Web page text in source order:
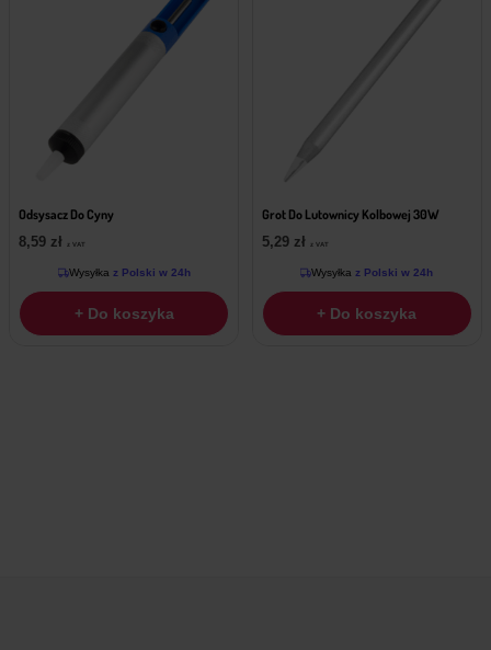
Odsysacz Do Cyny
8,59 zł z VAT
Wysyłka z Polski w 24h
+ Do koszyka
Grot Do Lutownicy Kolbowej 30W
5,29 zł z VAT
Wysyłka z Polski w 24h
+ Do koszyka